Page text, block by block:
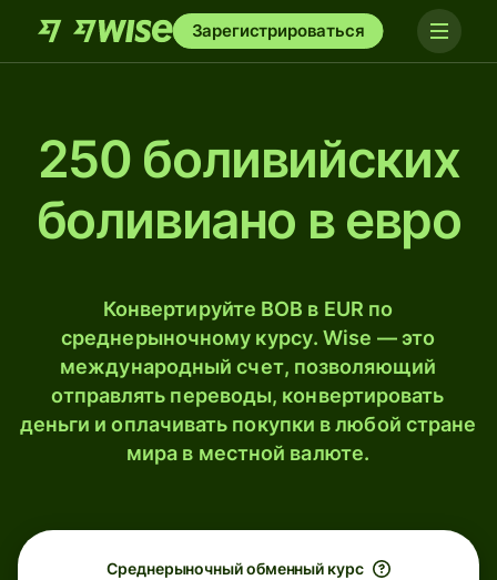
Зарегистрироваться
250 боливийских
боливиано в евро
Конвертируйте BOB в EUR по
среднерыночному курсу. Wise — это
международный счет, позволяющий
отправлять переводы, конвертировать
деньги и оплачивать покупки в любой стране
мира в местной валюте.
Среднерыночный обменный курс